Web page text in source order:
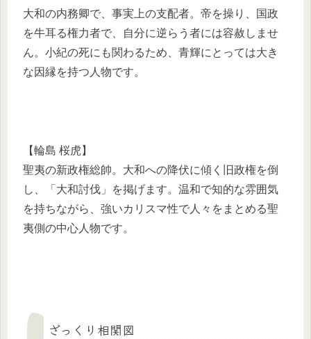
大和の内務卿で、事実上の支配者。帝を操り、国政
を牛耳る権力者で、自分に逆らう者には容赦しませ
ん。小紀の死にも関わるため、青輝にとっては大き
な因縁を持つ人物です。
【輪島 桜虎】
聖夷の新政権総帥。大和への降伏に傾く旧政権を倒
し、「大和討伐」を掲げます。温和で知的な雰囲気
を持ちながら、強いカリスマ性で人々をまとめる聖
夷側の中心人物です。
ざっくり相関図